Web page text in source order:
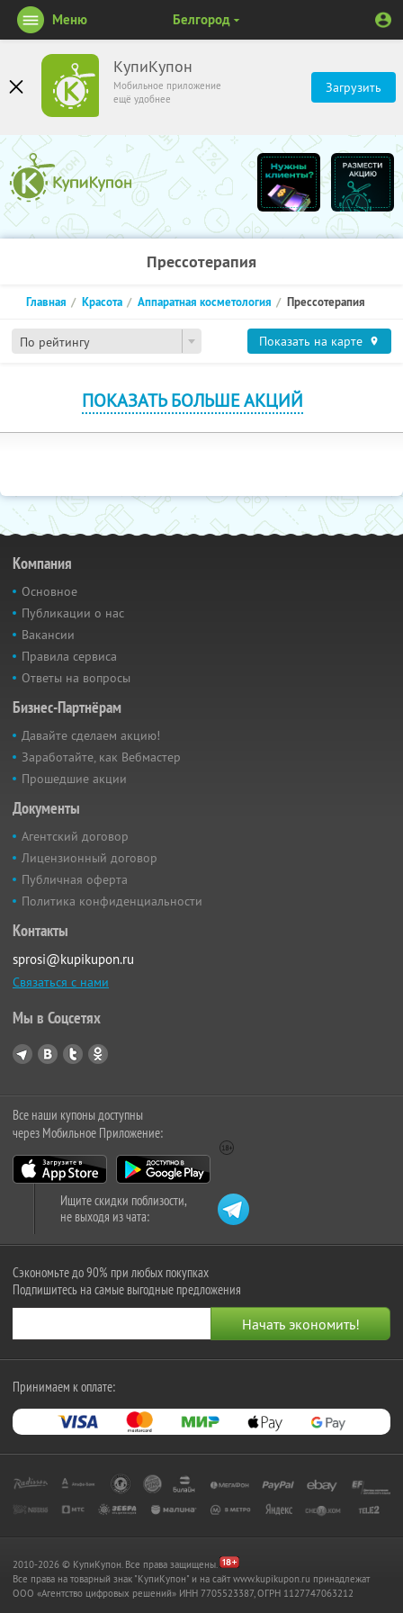
КупиКупон
Мобильное приложение
ещё удобнее
Загрузить
Меню Белгород
Прессотерапия
По рейтингу
Главная Красота Аппаратная косметология Прессотерапия
Показать на карте
ПОКАЗАТЬ БОЛЬШЕ АКЦИЙ
Компания
Основное
Публикации о нас
Вакансии
Правила сервиса
Ответы на вопросы
Бизнес-Партнёрам
Давайте сделаем акцию!
Заработайте, как Вебмастер
Прошедшие акции
Документы
Агентский договор
Лицензионный договор
Публичная оферта
Политика конфиденциальности
Контакты
sprosi@kupikupon.ru
Связаться с нами
Мы в Соцсетях
Все наши купоны доступны
через Мобильное Приложение:
Ищите скидки поблизости,
не выходя из чата:
Сэкономьте до 90% при любых покупках
Подпишитесь на самые выгодные предложения
Принимаем к оплате:
2010-2026 © КупиКупон. Все права защищены.
Все права на товарный знак "КупиКупон" и на сайт www.kupikupon.ru принадлежат
OOO «Агентство цифровых решений» ИНН 7705523387, ОГРН 1127747063212